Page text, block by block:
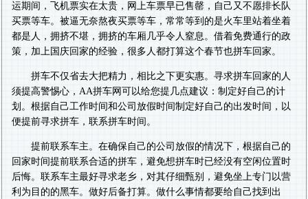
运期间，飞机票实在太贵，网上车票早已售罄，自己又不愿排长队
买票等车。被逼无奈熬夜买票等车，常常等到的是火车里站着坐着
都是人，拥挤不堪，拥挤的车厢几乎令人窒息。借着免费通行的政
策，加上国庆回家的经验，很多人都打算这个春节也拼车回家。
拼车不仅省去大把精力，相比之下更实惠。寻求拼车回家的人
须提高警惕心，AA拼车网可以给您提几点建议：制定好自己的计
划。根据自己工作时间和公司放假时间制定好自己的出发时间，以
便提前寻求拼车，联系拼车时间。
提前联系车主。在确保自己的公司放假的情况下，根据自己的
回家时间提前联系合适的拼车，避免想拼车时已经没有空闲位置时
后悔。联系车主最好寻求老乡，对其仔细甄别，避免坐上专门以营
利为目的的黑车。做好后备打算。做什么事情都要给自己找到出